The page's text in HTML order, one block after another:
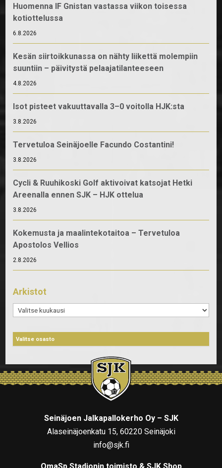
Huomenna IF Gnistan vastassa viikon toisessa
kotiottelussa
6.8.2026
Kesän siirtoikkunassa on nähty liikettä molempiin
suuntiin – päivitystä pelaajatilanteeseen
4.8.2026
Isot pisteet vakuuttavalla 3–0 voitolla HJK:sta
3.8.2026
Tervetuloa Seinäjoelle Facundo Costantini!
3.8.2026
Cycli & Ruuhikoski Golf aktivoivat katsojat Hetki
Areenalla ennen SJK – HJK ottelua
3.8.2026
Kokemusta ja maalintekotaitoa – Tervetuloa
Apostolos Vellios
2.8.2026
Arkistot
Arkistot
Seinäjoen Jalkapallokerho Oy – SJK
Alaseinäjoenkatu 15, 60220 Seinäjoki
info@sjk.fi